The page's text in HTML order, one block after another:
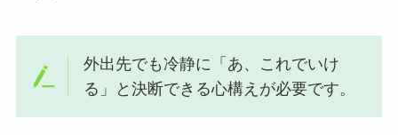
外出先でも冷静に「あ、これでいけ
る」と決断できる心構えが必要です。